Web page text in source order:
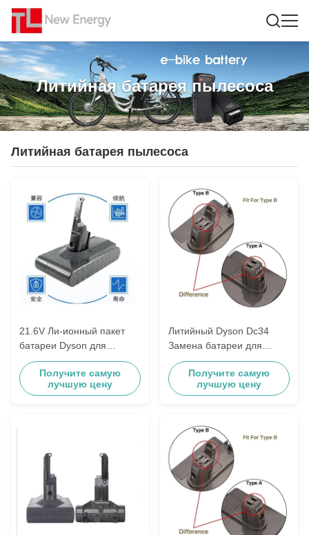
Литийная батарея пылесоса
Литийная батарея пылесоса
21.6V Ли-ионный пакет
батареи Dyson для
портативных настольных
пылесосов V8 V7
Получите самую
лучшую цену
Литийный Dyson Dc34
Замена батареи для
беспроводной пылесоса
2500mAhПолучите самую
лучшую цену